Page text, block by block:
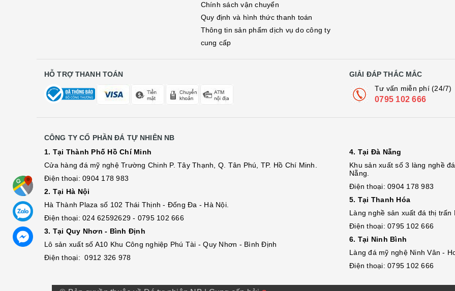
Chính sách vận chuyển
Quy định và hình thức thanh toán
Thông tin sản phẩm dịch vụ do công ty
cung cấp
HỖ TRỢ THANH TOÁN
GIẢI ĐÁP THẮC MẮC
Tư vấn miễn phí (24/7)
0795 102 666
CÔNG TY CỔ PHẦN ĐÁ TỰ NHIÊN NB
1. Tại Thành Phố Hồ Chí Minh
Cửa hàng đá mỹ nghệ Trường Chinh P. Tây Thạnh, Q. Tân Phú, TP. Hồ Chí Minh.
Điện thoại: 0904 178 983
2. Tại Hà Nội
Hà Thành Plaza số 102 Thái Thịnh - Đống Đa - Hà Nội.
Điện thoại: 024 62592629 - 0795 102 666
3. Tại Quy Nhơn - Bình Định
Lô sản xuất số A10 Khu Công nghiệp Phú Tài - Quy Nhơn - Bình Định
Điện thoại: 0912 326 978
4. Tại Đà Nẵng
Khu sản xuất số 3 làng nghề
Nẵng.
Điện thoại: 0904 178 983
5. Tại Thanh Hóa
Làng nghề sản xuất đá thị trấn
Điện thoại: 0795 102 666
6. Tại Ninh Bình
Làng đá mỹ nghệ Ninh Vân -
Điện thoại: 0795 102 666